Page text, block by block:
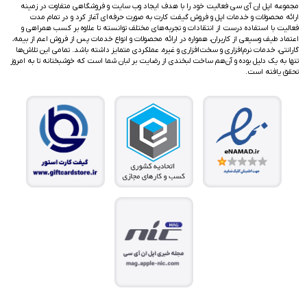
مجموعه اپل اِن آی سی فعالیت خود را با هدف ایجاد وب سایت و فروشگاهی متفاوت در زمینه
ارائه محصولات و خدمات اپل و فروش گیفت کارت به صورت حرفه‌ای آغاز کرد و در تمام مدت
فعالیت با استفاده درست از انتقادات و تجربه‌های مختلف توانسته تا علاوه بر کسب همراهی و
اعتماد طیف وسیعی از کاربران، همواره در ارائه محصولات و انواع خدمات پس از فروش اعم از بیمه،
گارانتی، خدمات نرم‌افزاری و سخت‌افزاری و غیره، عملکردی متمایز داشته باشد. تمامی این تلاش‌ها
تنها به یک دلیل بوده و آن‌هم ساخت لبخندی از رضایت بر لبان شما است که خوشبختانه تا به امروز
تحقق یافته است.